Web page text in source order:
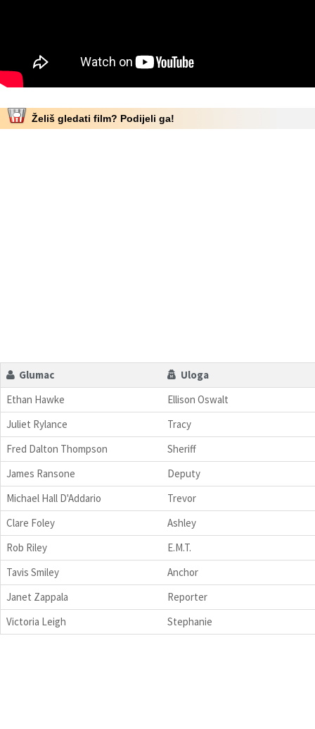
Želiš gledati film? Podijeli ga!
Glumac
Uloga
Ethan Hawke
Ellison Oswalt
Juliet Rylance
Tracy
Fred Dalton Thompson
Sheriff
James Ransone
Deputy
Michael Hall D'Addario
Trevor
Clare Foley
Ashley
Rob Riley
E.M.T.
Tavis Smiley
Anchor
Janet Zappala
Reporter
Victoria Leigh
Stephanie